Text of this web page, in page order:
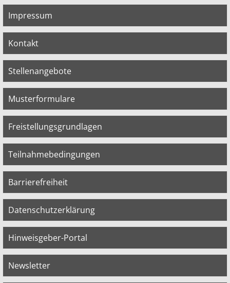
Impressum
Kontakt
Stellenangebote
Musterformulare
Freistellungsgrundlagen
Teilnahmebedingungen
Barrierefreiheit
Datenschutzerklärung
Hinweisgeber-Portal
Newsletter